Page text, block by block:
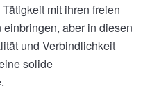
mit ihren freien
aber in diesen
und Verbindlichkeit
solide